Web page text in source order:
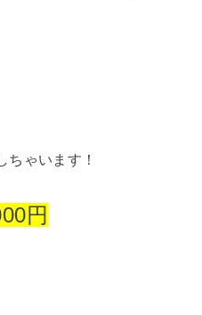
ちゃいます！
円